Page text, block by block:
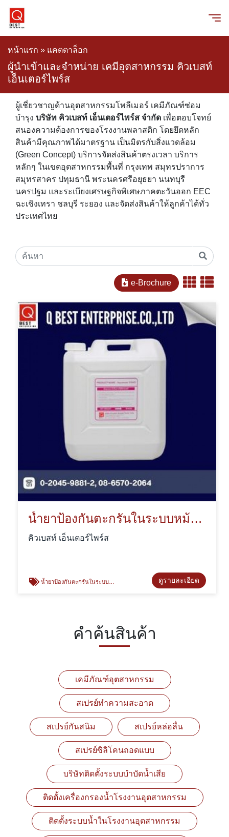
หน้าแรก » แคตตาล็อก
ผู้นำเข้าและจำหน่าย เคมีอุตสาหกรรม คิวเบสท์
เอ็นเตอร์ไพร์ส
ผู้เชี่ยวชาญด้านอุตสาหกรรมโพลีเมอร์ เคมีภัณฑ์ซ่อม
บำรุง บริษัท คิวเบสท์ เอ็นเตอร์ไพร์ส จำกัด เพื่อตอบโจทย์
สนองความต้องการของโรงงานพลาสติก โดยยึดหลัก
สินค้ามีคุณภาพได้มาตรฐาน เป็นมิตรกับสิ่งแวดล้อม
(Green Concept) บริการจัดส่งสินค้าตรงเวลา บริการ
หลักๆ ในเขตอุตสาหกรรมพื้นที่ กรุงเทพ สมุทรปราการ
สมุทรสาคร ปทุมธานี พระนครศรีอยุธยา นนทบุรี
นครปฐม และระเบียงเศรษฐกิจพิเศษภาคตะวันออก EEC
ฉะเชิงเทรา ชลบุรี ระยอง และจัดส่งสินค้าให้ลูกค้าได้ทั่ว
ประเทศไทย
e-Brochure
น้ำยาป้องกันตะกรันในระบบหม้อไอน้ำ Aquatreat 310 HD
คิวเบสท์ เอ็นเตอร์ไพร์ส
น้ำยาป้องกันตะกรันในระบบหม้อไอน้ำ ดูรายละเอียด
คำค้นสินค้า
เคมีภัณฑ์อุตสาหกรรม
สเปรย์ทำความสะอาด
สเปรย์กันสนิม สเปรย์หล่อลื่น
สเปรย์ซิลิโคนถอดแบบ
บริษัทติดตั้งระบบบำบัดน้ำเสีย
ติดตั้งเครื่องกรองน้ำโรงงานอุตสาหกรรม
ติดตั้งระบบน้ำในโรงงานอุตสาหกรรม